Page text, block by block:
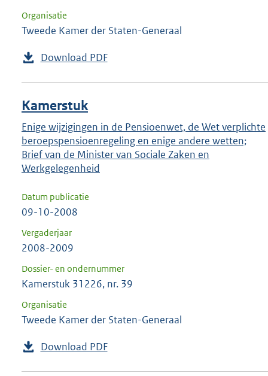
Organisatie
Tweede Kamer der Staten-Generaal
Download PDF
Kamerstuk
Enige wijzigingen in de Pensioenwet, de Wet verplichte
beroepspensioenregeling en enige andere wetten;
Brief van de Minister van Sociale Zaken en
Werkgelegenheid
Datum publicatie
09-10-2008
Vergaderjaar
2008-2009
Dossier- en ondernummer
Kamerstuk 31226, nr. 39
Organisatie
Tweede Kamer der Staten-Generaal
Download PDF